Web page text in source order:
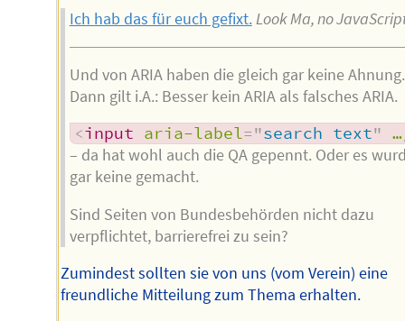
Ich hab das für euch gefixt.Look Ma, no
Und von ARIA haben die gleich gar keine Ahnung.
Dann gilt i.A.: Besser kein ARIA als falsches ARIA.
<input aria-label="search text" …
– da hat wohl auch die QA gepennt. Oder es
gar keine gemacht.
Sind Seiten von Bundesbehörden nicht dazu
verpflichtet, barrierefrei zu sein?
Zumindest sollten sie von uns (vom Verein) eine
freundliche Mitteilung zum Thema erhalten.